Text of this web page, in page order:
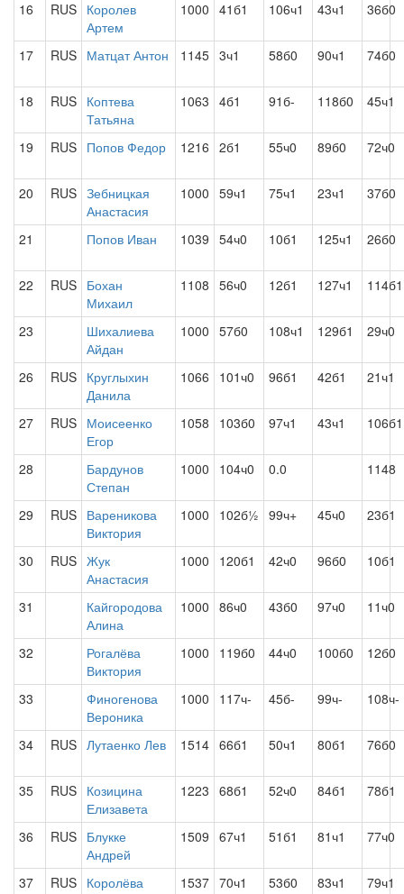
16 RUS Королев
Артем
1000 41б1 106ч1 43ч1 36б0
17 RUS Матцат Антон 1145 3ч1 58б0 90ч1 74б0
18 RUS Коптева
Татьяна
1063 4б1 91б- 118б0 45ч1
19 RUS Попов Федор 1216 2б1 55ч0 89б0 72ч0
20 RUS Зебницкая
Анастасия
1000 59ч1 75ч1 23ч1 37б0
21 Попов Иван 1039 54ч0 10б1 125ч1 26б0
22 RUS Бохан
Михаил
1108 56ч0 12б1 127ч1 114б1
23
Шихалиева
Айдан
1000 57б0 108ч1 129б1 29ч0
26 RUS Круглыхин
Данила
1066 101ч0 96б1 42б1 21ч1
27 RUS Моисеенко
Егор
1058 103б0 97ч1 43ч1 106б1
28
Бардунов
Степан
1000 104ч0 0.0 1148
29 RUS Вареникова
Виктория
1000 102б½ 99ч+ 45ч0 23б1
30 RUS Жук
Анастасия
1000 120б1 42ч0 96б0 10б1
31
Кайгородова
Алина
1000 86ч0 43б0 97ч0 11ч0
32
Рогалёва
Виктория
1000 119б0 44ч0 100б0 12б0
33
Финогенова
Вероника
1000 117ч- 45б- 99ч- 108ч-
34 RUS Лутаенко Лев 1514 66б1 50ч1 80б1 76б0
35 RUS Козицина
Елизавета
1223 68б1 52ч0 84б1 78б1
36 RUS Блукке
Андрей
1509 67ч1 51б1 81ч1 77ч0
37 RUS Королёва
1537 70ч1 53б0 83ч1 79ч1